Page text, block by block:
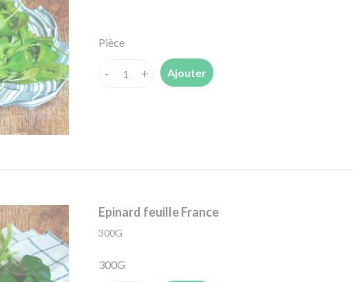
Pièce
quantité
France
Ajouter
Epinard feuille France
300G
300G